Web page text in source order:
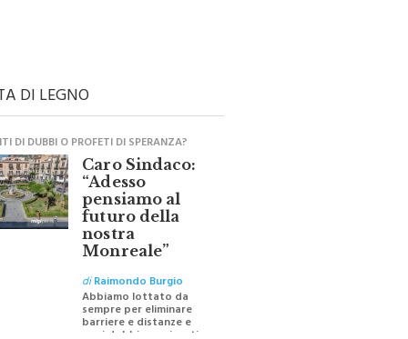
DI LEGNO
DI DUBBI O PROFETI DI SPERANZA?
Caro Sindaco:
“Adesso
pensiamo al
futuro della
nostra
Monreale”
diRaimondo Burgio
Abbiamo lottato da
sempre per eliminare
barriere e distanze e
oggi dobbiamo ripartire